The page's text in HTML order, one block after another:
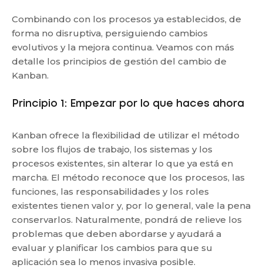
Combinando con los procesos ya establecidos, de
forma no disruptiva, persiguiendo cambios
evolutivos y la mejora continua. Veamos con más
detalle los principios de gestión del cambio de
Kanban.
Principio 1: Empezar por lo que haces ahora
Kanban ofrece la flexibilidad de utilizar el método
sobre los flujos de trabajo, los sistemas y los
procesos existentes, sin alterar lo que ya está en
marcha. El método reconoce que los procesos, las
funciones, las responsabilidades y los roles
existentes tienen valor y, por lo general, vale la pena
conservarlos. Naturalmente, pondrá de relieve los
problemas que deben abordarse y ayudará a
evaluar y planificar los cambios para que su
aplicación sea lo menos invasiva posible.